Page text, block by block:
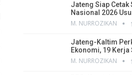
Jateng Siap Cetak
Nasional 2026
M. NURROZIKAN
Jateng-Kaltim
Ekonomi, 19 Kerja
M. NURROZIKAN